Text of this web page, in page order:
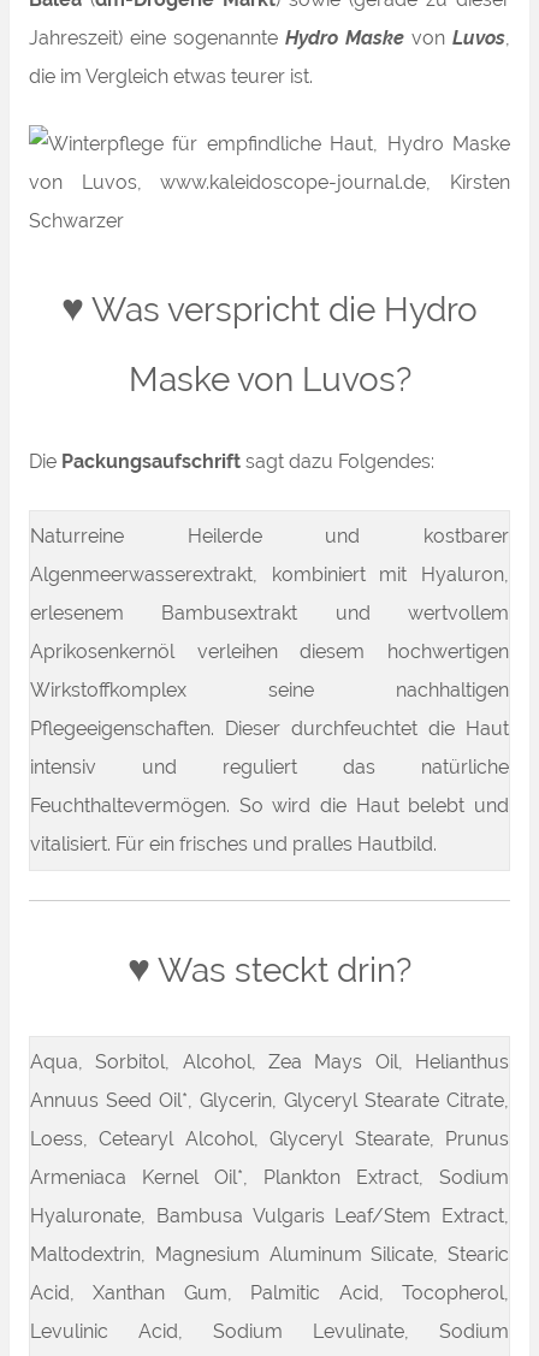
Jahreszeit) eine sogenannte Hydro Maske von Luvos
die im Vergleich etwas teurer ist.
♥ Was verspricht die Hydro
Maske von Luvos?
Die Packungsaufschrift sagt dazu Folgendes:
Naturreine Heilerde und kostbarer
Algenmeerwasserextrakt, kombiniert mit Hyaluron,
erlesenem Bambusextrakt und wertvollem
Aprikosenkernöl verleihen diesem hochwertigen
Wirkstoffkomplex seine nachhaltigen
Pflegeeigenschaften. Dieser durchfeuchtet die Haut
intensiv und reguliert das natürliche
Feuchthaltevermögen. So wird die Haut belebt und
vitalisiert. Für ein frisches und pralles Hautbild.
♥ Was steckt drin?
Aqua, Sorbitol, Alcohol, Zea Mays Oil, Helianthus
Annuus Seed Oil*, Glycerin, Glyceryl Stearate Citrate,
Loess, Cetearyl Alcohol, Glyceryl Stearate, Prunus
Armeniaca Kernel Oil*, Plankton Extract, Sodium
Hyaluronate, Bambusa Vulgaris Leaf/Stem Extract,
Maltodextrin, Magnesium Aluminum Silicate, Stearic
Acid, Xanthan Gum, Palmitic Acid, Tocopherol,
Levulinic Acid, Sodium Levulinate, Sodium